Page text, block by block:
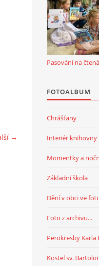
→
Pasování na
FOTOALBUM
Chrášťany
Interiér knihovny
Momentky a
Základní škola
Dění v obci ve
Foto z archivu...
Perokresby Karla
Kostel sv.